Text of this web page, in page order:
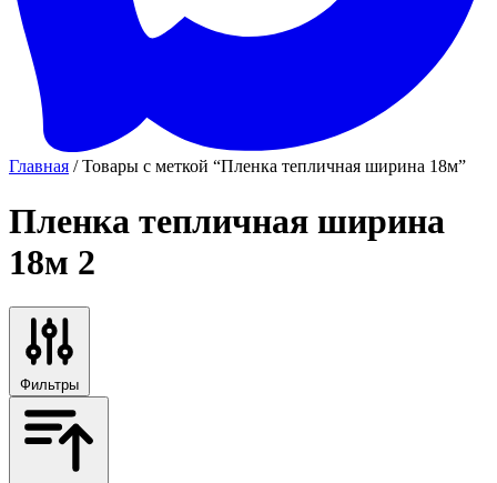
Главная / Товары с меткой “Пленка тепличная ширина 18м”
Пленка тепличная ширина
18м 2
Фильтры